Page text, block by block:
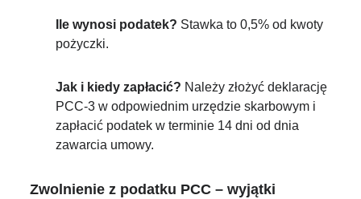
Ile wynosi podatek? Stawka to 0,5% od kwoty
pożyczki.
Jak i kiedy zapłacić? Należy złożyć deklarację
PCC-3 w odpowiednim urzędzie skarbowym i
zapłacić podatek w terminie 14 dni od dnia
zawarcia umowy.
Zwolnienie z podatku PCC – wyjątki